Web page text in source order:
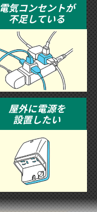
電気コンセントが
不足している
屋外に電源を
設置したい